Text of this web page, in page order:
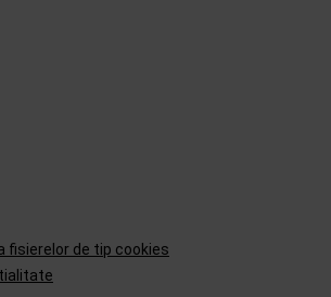
fisierelor de tip cookies